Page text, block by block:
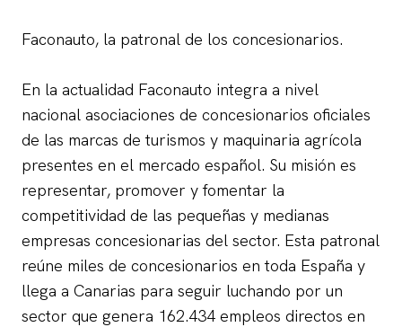
Faconauto, la patronal de los concesionarios.
En la actualidad Faconauto integra a nivel
nacional asociaciones de concesionarios oficiales
de las marcas de turismos y maquinaria agrícola
presentes en el mercado español. Su misión es
representar, promover y fomentar la
competitividad de las pequeñas y medianas
empresas concesionarias del sector. Esta patronal
reúne miles de concesionarios en toda España y
llega a Canarias para seguir luchando por un
sector que genera 162.434 empleos directos en